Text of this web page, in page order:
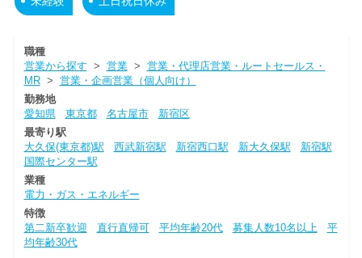
職種
営業から探す > 営業> 営業・代理店営業・ルートセールス・
MR> 営業・企画営業（個人向け）
勤務地
愛知県
東京都 名古屋市
新宿区
最寄り駅
大久保(東京都)駅
西武新宿駅 新宿西口駅 新大久保駅
新宿駅
国際センター駅
業種
電力・ガス・エネルギー
特徴
第二新卒歓迎
直行直帰可 平均年齢20代 募集人数10名以上
平
均年齢30代